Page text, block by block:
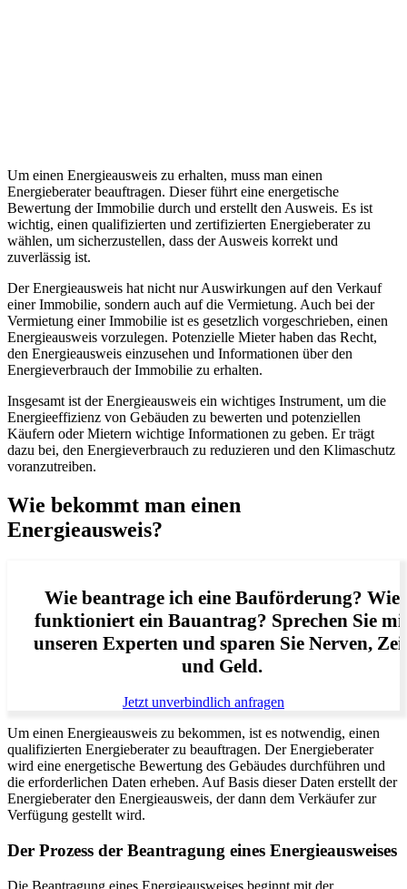
Um einen Energieausweis zu erhalten, muss man einen
Energieberater beauftragen. Dieser führt eine energetische
Bewertung der Immobilie durch und erstellt den Ausweis. Es ist
wichtig, einen qualifizierten und zertifizierten Energieberater zu
wählen, um sicherzustellen, dass der Ausweis korrekt und
zuverlässig ist.
Der Energieausweis hat nicht nur Auswirkungen auf den Verkauf
einer Immobilie, sondern auch auf die Vermietung. Auch bei der
Vermietung einer Immobilie ist es gesetzlich vorgeschrieben, einen
Energieausweis vorzulegen. Potenzielle Mieter haben das Recht,
den Energieausweis einzusehen und Informationen über den
Energieverbrauch der Immobilie zu erhalten.
Insgesamt ist der Energieausweis ein wichtiges Instrument, um die
Energieeffizienz von Gebäuden zu bewerten und potenziellen
Käufern oder Mietern wichtige Informationen zu geben. Er trägt
dazu bei, den Energieverbrauch zu reduzieren und den Klimaschutz
voranzutreiben.
Wie bekommt man einen
Energieausweis?
Wie beantrage ich eine Bauförderung? Wie
funktioniert ein Bauantrag? Sprechen Sie
unseren Experten und sparen Sie Nerven,
und Geld.
Jetzt unverbindlich anfragen
Um einen Energieausweis zu bekommen, ist es notwendig, einen
qualifizierten Energieberater zu beauftragen. Der Energieberater
wird eine energetische Bewertung des Gebäudes durchführen und
die erforderlichen Daten erheben. Auf Basis dieser Daten erstellt der
Energieberater den Energieausweis, der dann dem Verkäufer zur
Verfügung gestellt wird.
Der Prozess der Beantragung eines Energieausweises
Die Beantragung eines Energieausweises beginnt mit der